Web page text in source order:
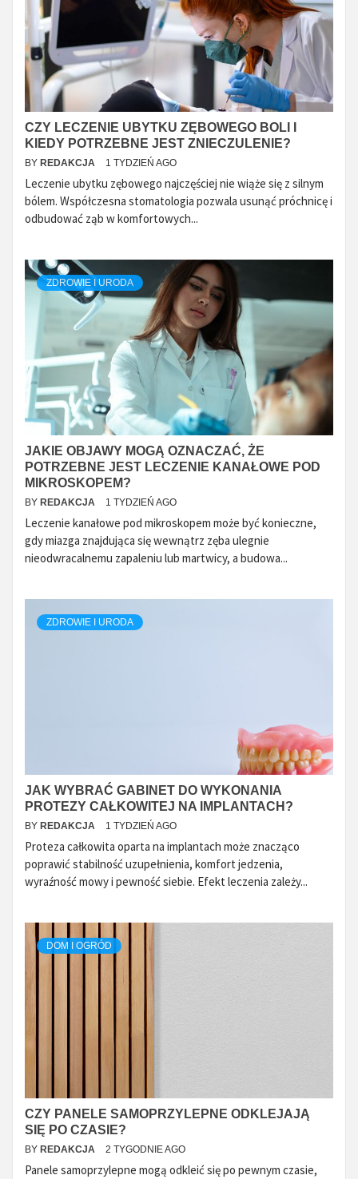
CZY LECZENIE UBYTKU ZĘBOWEGO BOLI I
KIEDY POTRZEBNE JEST ZNIECZULENIE?
BY REDAKCJA 1 TYDZIEŃ AGO
Leczenie ubytku zębowego najczęściej nie wiąże się z silnym
bólem. Współczesna stomatologia pozwala usunąć próchnicę i
odbudować ząb w komfortowych...
ZDROWIE I URODA
JAKIE OBJAWY MOGĄ OZNACZAĆ, ŻE
POTRZEBNE JEST LECZENIE KANAŁOWE POD
MIKROSKOPEM?
BY REDAKCJA 1 TYDZIEŃ AGO
Leczenie kanałowe pod mikroskopem może być konieczne,
gdy miazga znajdująca się wewnątrz zęba ulegnie
nieodwracalnemu zapaleniu lub martwicy, a budowa...
ZDROWIE I URODA
JAK WYBRAĆ GABINET DO WYKONANIA
PROTEZY CAŁKOWITEJ NA IMPLANTACH?
BY REDAKCJA 1 TYDZIEŃ AGO
Proteza całkowita oparta na implantach może znacząco
poprawić stabilność uzupełnienia, komfort jedzenia,
wyraźność mowy i pewność siebie. Efekt leczenia zależy...
DOM I OGRÓD
CZY PANELE SAMOPRZYLEPNE ODKLEJAJĄ
SIĘ PO CZASIE?
BY REDAKCJA 2 TYGODNIE AGO
Panele samoprzylepne mogą odkleić się po pewnym czasie,